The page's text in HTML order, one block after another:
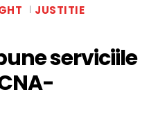
JUSTITIE
serviciile